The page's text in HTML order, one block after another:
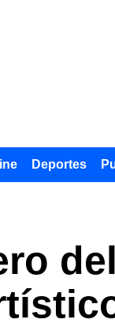
Deportes